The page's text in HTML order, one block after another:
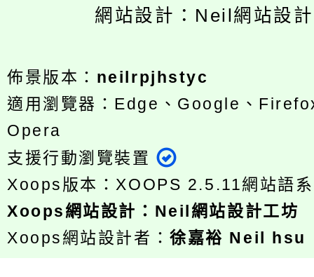
網站設計：Neil網站設
佈景版本： neilrpjhstyc
適用瀏覽器：Edge、Google、
Opera
支援行動瀏覽裝置
Xoops版本： XOOPS 2.5.11網站語
Xoops網站設計 ： Neil網站設計工坊
Xoops網站設計者：徐嘉裕 Neil hsu